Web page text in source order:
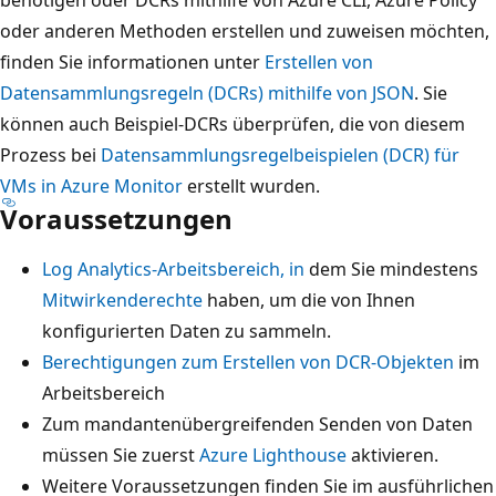
oder anderen Methoden erstellen und zuweisen möchten,
finden Sie informationen unter Erstellen von
Datensammlungsregeln (DCRs) mithilfe von JSON. Sie
können auch Beispiel-DCRs überprüfen, die von diesem
Prozess bei Datensammlungsregelbeispielen (DCR) für
VMs in Azure Monitorerstellt wurden.
Voraussetzungen
Log Analytics-Arbeitsbereich, in dem Sie mindestens
Mitwirkenderechte haben, um die von Ihnen
konfigurierten Daten zu sammeln.
Berechtigungen zum Erstellen von DCR-Objekten im
Arbeitsbereich
Zum mandantenübergreifenden Senden von Daten
müssen Sie zuerstAzure Lighthouseaktivieren.
Weitere Voraussetzungen finden Sie im ausführlichen